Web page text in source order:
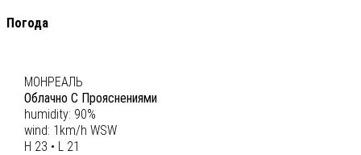
Погода
МОНРЕАЛЬ
Облачно С Прояснениями
humidity: 90%
wind: 1km/h WSW
H 23 • L 21